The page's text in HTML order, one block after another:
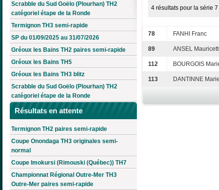
Scrabble du Sud Goëlo (Plourhan) TH2
catégoriel étape de la Ronde
Termignon TH3 semi-rapide
SP du 01/09/2025 au 31/07/2026
Gréoux les Bains TH2 paires semi-rapide
Gréoux les Bains TH5
Gréoux les Bains TH3 blitz
Scrabble du Sud Goëlo (Plourhan) TH2
catégoriel étape de la Ronde
Résultats en attente
Termignon TH2 paires semi-rapide
Coupe Onondaga TH3 originales semi-
normal
Coupe Imokursi (Rimouski (Québec)) TH7
Championnat Régional Outre-Mer TH3
Outre-Mer paires semi-rapide
4 résultats pour la série 7
78 FANHI Franc
89 ANSEL
112 BOURGOIS
113 DANTINNE